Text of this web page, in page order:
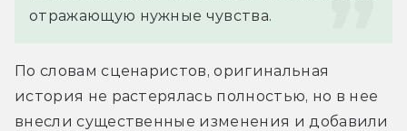
отражающую нужные чувства.
По словам сценаристов, оригинальная
история не растерялась полностью, но в нее
внесли существенные изменения и добавили